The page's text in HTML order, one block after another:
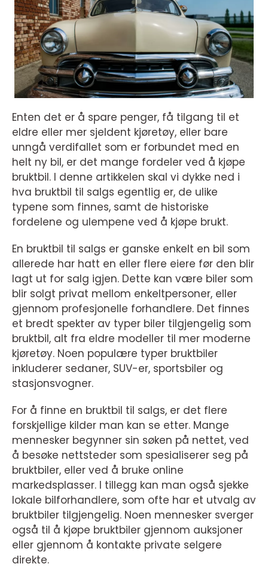
Enten det er å spare penger, få tilgang til et
eldre eller mer sjeldent kjøretøy, eller bare
unngå verdifallet som er forbundet med en
helt ny bil, er det mange fordeler ved å kjøpe
bruktbil. I denne artikkelen skal vi dykke ned i
hva bruktbil til salgs egentlig er, de ulike
typene som finnes, samt de historiske
fordelene og ulempene ved å kjøpe brukt.
En bruktbil til salgs er ganske enkelt en bil som
allerede har hatt en eller flere eiere før den blir
lagt ut for salg igjen. Dette kan være biler som
blir solgt privat mellom enkeltpersoner, eller
gjennom profesjonelle forhandlere. Det finnes
et bredt spekter av typer biler tilgjengelig som
bruktbil, alt fra eldre modeller til mer moderne
kjøretøy. Noen populære typer bruktbiler
inkluderer sedaner, SUV-er, sportsbiler og
stasjonsvogner.
For å finne en bruktbil til salgs, er det flere
forskjellige kilder man kan se etter. Mange
mennesker begynner sin søken på nettet, ved
å besøke nettsteder som spesialiserer seg på
bruktbiler, eller ved å bruke online
markedsplasser. I tillegg kan man også sjekke
lokale bilforhandlere, som ofte har et utvalg av
bruktbiler tilgjengelig. Noen mennesker sverger
også til å kjøpe bruktbiler gjennom auksjoner
eller gjennom å kontakte private selgere
direkte.